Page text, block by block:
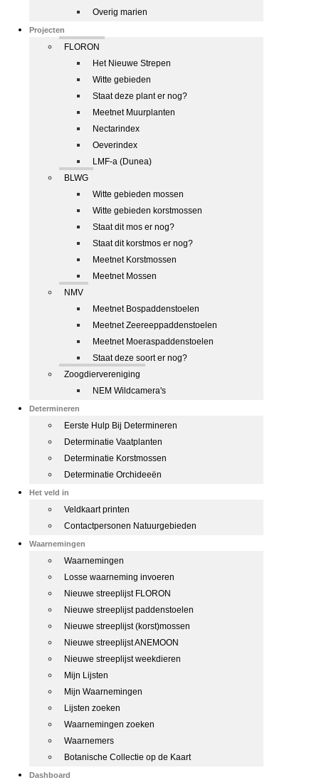
Overig marien
Projecten
FLORON
Het Nieuwe Strepen
Witte gebieden
Staat deze plant er nog?
Meetnet Muurplanten
Nectarindex
Oeverindex
LMF-a (Dunea)
BLWG
Witte gebieden mossen
Witte gebieden korstmossen
Staat dit mos er nog?
Staat dit korstmos er nog?
Meetnet Korstmossen
Meetnet Mossen
NMV
Meetnet Bospaddenstoelen
Meetnet Zeereeppaddenstoelen
Meetnet Moeraspaddenstoelen
Staat deze soort er nog?
Zoogdiervereniging
NEM Wildcamera's
Determineren
Eerste Hulp Bij Determineren
Determinatie Vaatplanten
Determinatie Korstmossen
Determinatie Orchideeën
Het veld in
Veldkaart printen
Contactpersonen Natuurgebieden
Waarnemingen
Waarnemingen
Losse waarneming invoeren
Nieuwe streeplijst FLORON
Nieuwe streeplijst paddenstoelen
Nieuwe streeplijst (korst)mossen
Nieuwe streeplijst ANEMOON
Nieuwe streeplijst weekdieren
Mijn Lijsten
Mijn Waarnemingen
Lijsten zoeken
Waarnemingen zoeken
Waarnemers
Botanische Collectie op de Kaart
Dashboard